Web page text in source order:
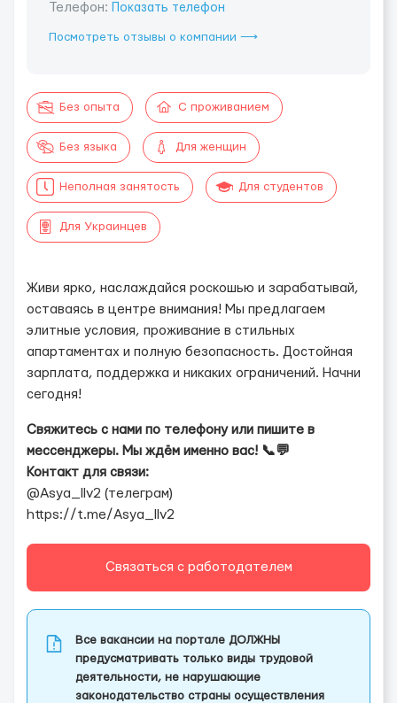
Телефон: Показать телефон
Посмотреть отзывы о компании ⟶
Без опыта С проживанием
Без языка Для женщин
Неполная занятость Для студентов
Для Украинцев
Живи ярко, наслаждайся роскошью и зарабатывай,
оставаясь в центре внимания! Мы предлагаем
элитные условия, проживание в стильных
апартаментах и полную безопасность. Достойная
зарплата, поддержка и никаких ограничений. Начни
сегодня!
Свяжитесь с нами по телефону или пишите в
мессенджеры. Мы ждём именно вас! 📞💬
Контакт для связи:
@Asya_llv2 (телеграм)
https://t.me/Asya_llv2
Связаться с работодателем
Все вакансии на портале ДОЛЖНЫ
предусматривать только виды трудовой
деятельности, не нарушающие
законодательство страны осуществления